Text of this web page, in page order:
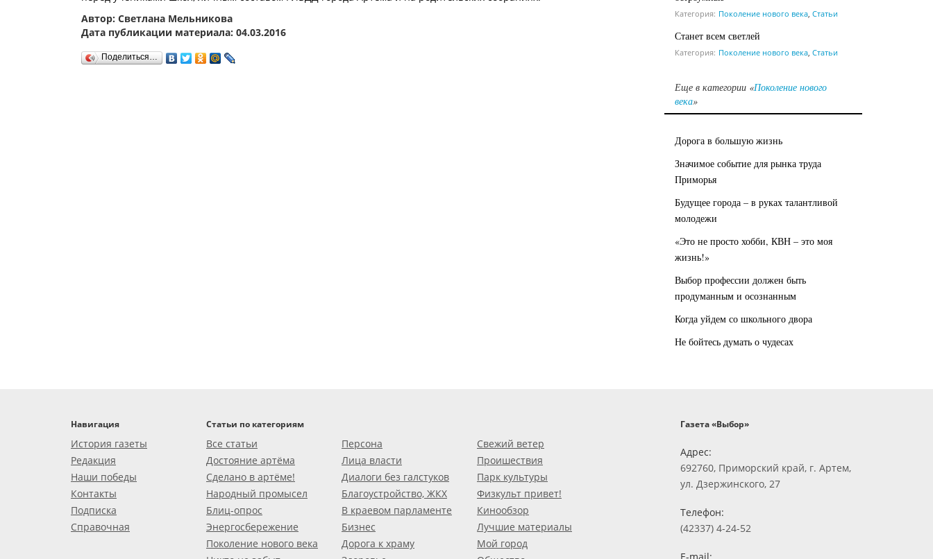
Автор: Светлана Мельникова
Дата публикации материала: 04.03.2016
Поделиться…
Категория: Поколение нового века Статьи
Станет всем светлей
Категория: Поколение нового века Статьи
Еще в категории «Поколение нового
века»
Дорога в большую жизнь
Значимое событие для рынка труда
Приморья
Будущее города – в руках талантливой
молодежи
«Это не просто хобби, КВН – это моя
жизнь!»
Выбор профессии должен быть
продуманным и осознанным
Когда уйдем со школьного двора
Не бойтесь думать о чудесах
Навигация
История газеты
Редакция
Наши победы
Контакты
Подписка
Справочная
Статьи по категориям
Все статьи
Достояние артёма
Сделано в артёме!
Народный промысел
Блиц-опрос
Энергосбережение
Поколение нового века
Персона
Лица власти
Диалоги без галстуков
Благоустройство, ЖКХ
В краевом парламенте
Бизнес
Дорога к храму
Свежий ветер
Проишествия
Парк культуры
Физкульт привет!
Кинообзор
Лучшие материалы
Мой город
Газета «Выбор»
Адрес:
692760, Приморский край, г. Артем,
ул. Дзержинского, 27
Телефон:
(42337) 4-24-52
E-mail: